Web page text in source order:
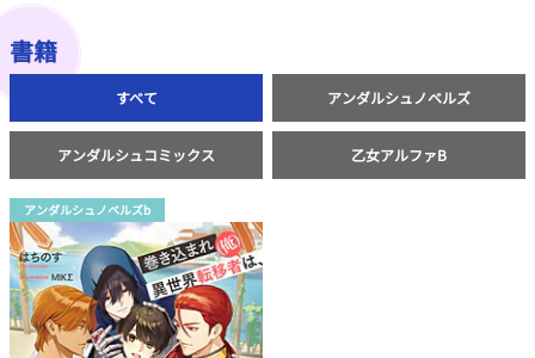
書籍
すべて アンダルシュノベルズ
アンダルシュコミックス 乙女アルファB
アンダルシュノベルズb